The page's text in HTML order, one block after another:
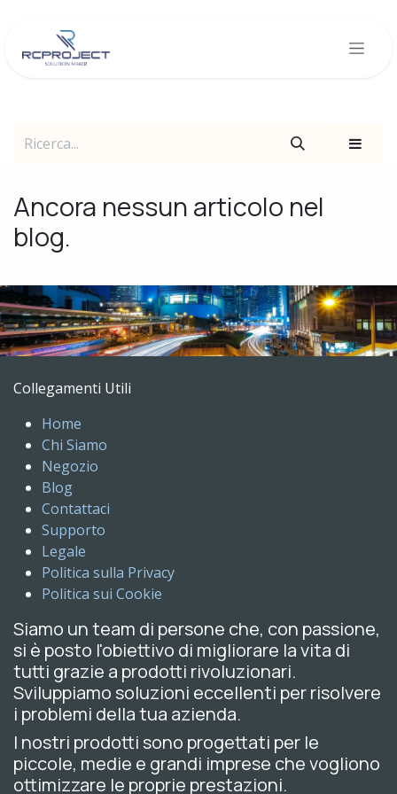
Ancora nessun articolo nel
blog.
Collegamenti Utili
Home
Chi Siamo
Negozio
Blog
Contattaci
Supporto
Legale
Politica sulla Privacy
Politica sui Cookie
Siamo un team di persone che, con passione,
si è posto l'obiettivo di migliorare la vita di
tutti grazie a prodotti rivoluzionari.
Sviluppiamo soluzioni eccellenti per risolvere
i problemi della tua azienda.
I nostri prodotti sono progettati per le
piccole, medie e grandi imprese che vogliono
ottimizzare le proprie prestazioni.